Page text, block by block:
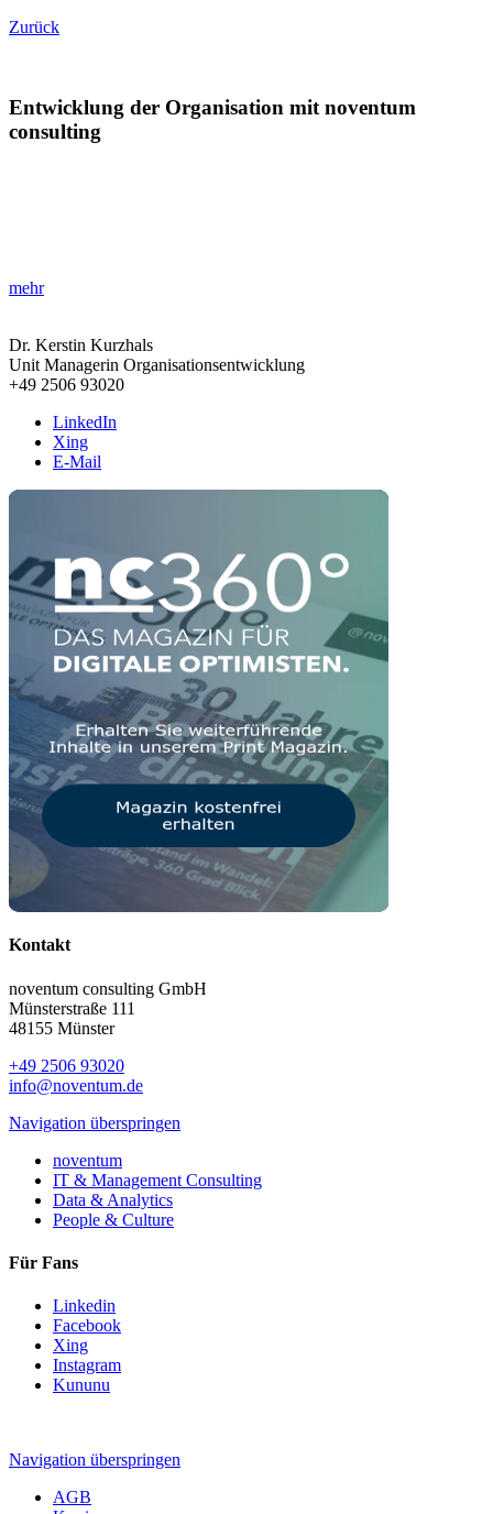
Zurück
Entwicklung der Organisation mit noventum
consulting
mehr
Dr. Kerstin Kurzhals
Unit Managerin Organisationsentwicklung
+49 2506 93020
LinkedIn
Xing
E-Mail
Kontakt
noventum consulting GmbH
Münsterstraße 111
48155 Münster
+49 2506 93020
info@noventum.de
Navigation überspringen
noventum
IT & Management Consulting
Data & Analytics
People & Culture
Für Fans
Linkedin
Facebook
Xing
Instagram
Kununu
Navigation überspringen
AGB